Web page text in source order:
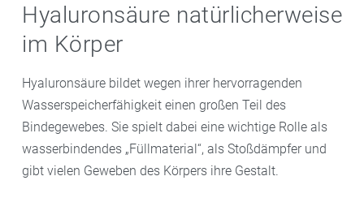
Hyaluronsäure natürlicherweise
im Körper
Hyaluronsäure bildet wegen ihrer hervorragenden
Wasserspeicherfähigkeit einen großen Teil des
Bindegewebes. Sie spielt dabei eine wichtige Rolle als
wasserbindendes „Füllmaterial“, als Stoßdämpfer und
gibt vielen Geweben des Körpers ihre Gestalt.